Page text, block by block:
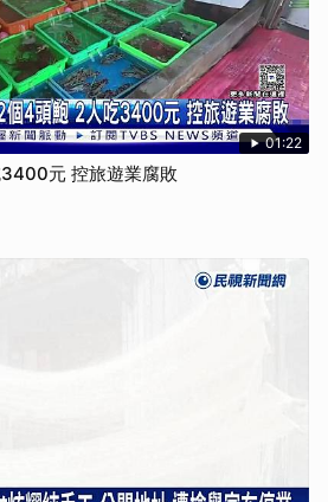
01:22
元 控旅遊業腐敗